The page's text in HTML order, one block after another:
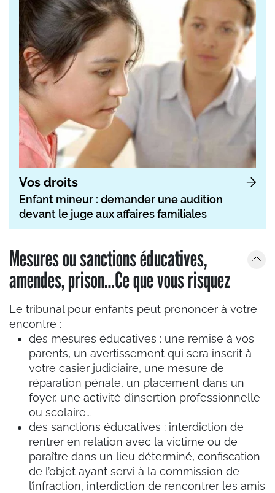
Vos droits
Enfant mineur : demander une audition
devant le juge aux affaires familiales
Mesures ou sanctions éducatives,
amendes, prison…Ce que vous risquez
Le tribunal pour enfants peut prononcer à votre
encontre :
des mesures éducatives : une remise à vos
parents, un avertissement qui sera inscrit à
votre casier judiciaire, une mesure de
réparation pénale, un placement dans un
foyer, une activité d’insertion professionnelle
ou scolaire…
des sanctions éducatives : interdiction de
rentrer en relation avec la victime ou de
paraître dans un lieu déterminé, confiscation
de l’objet ayant servi à la commission de
l’infraction, interdiction de rencontrer les amis